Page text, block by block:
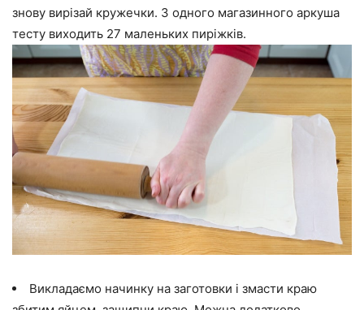
знову вирізай кружечки. З одного магазинного аркуша
тесту виходить 27 маленьких пиріжків.
Викладаємо начинку на заготовки і змасти краю